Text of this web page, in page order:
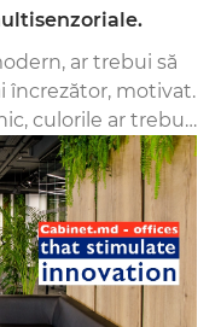
ar trebui să
încrezător, motivat.
culorile ar trebui